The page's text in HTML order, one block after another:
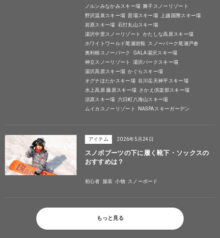
ノルンみなかみスキー場 舞子スノーリゾート
野沢温泉スキー場 苗場スキー場
上越国際スキー場
岩原スキー場 石打丸山スキー場
湯沢中里スノーリゾート
かたしな高原スキー場
ホワイトワールド尾瀬岩鞍 スノーパーク尾瀬戸倉
奥利根スノーパーク
GALA湯沢スキー場
神立スノーリゾート
湯沢パークスキー場
湯沢高原スキー場 かぐらスキー場
オグナほたかスキー場 谷川岳天神平スキー場
水上高原 藤原スキー場 さかえ倶楽部スキー場
須原スキー場 六日町八海山スキー場
ムイカスノーリゾート
NASPAスキーガーデン
アイテム 2026年5月24日
スノボブーツの下に履く靴下・ソックスの
おすすめは？
初心者 服装 小物 スノーボード
もっと見る